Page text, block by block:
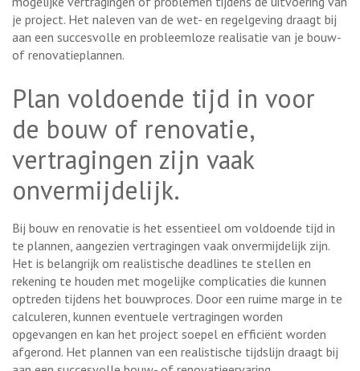
je project. Het naleven van de wet- en regelgeving draagt bij
aan een succesvolle en probleemloze realisatie van je bouw-
of renovatieplannen.
Plan voldoende tijd in voor
de bouw of renovatie,
vertragingen zijn vaak
onvermijdelijk.
Bij bouw en renovatie is het essentieel om voldoende tijd in
te plannen, aangezien vertragingen vaak onvermijdelijk zijn.
Het is belangrijk om realistische deadlines te stellen en
rekening te houden met mogelijke complicaties die kunnen
optreden tijdens het bouwproces. Door een ruime marge in te
calculeren, kunnen eventuele vertragingen worden
opgevangen en kan het project soepel en efficiënt worden
afgerond. Het plannen van een realistische tijdslijn draagt bij